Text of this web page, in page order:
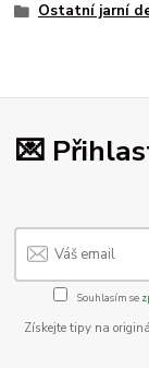
Ostatní jarní
💌
Souhlasím se
Získejte tipy na